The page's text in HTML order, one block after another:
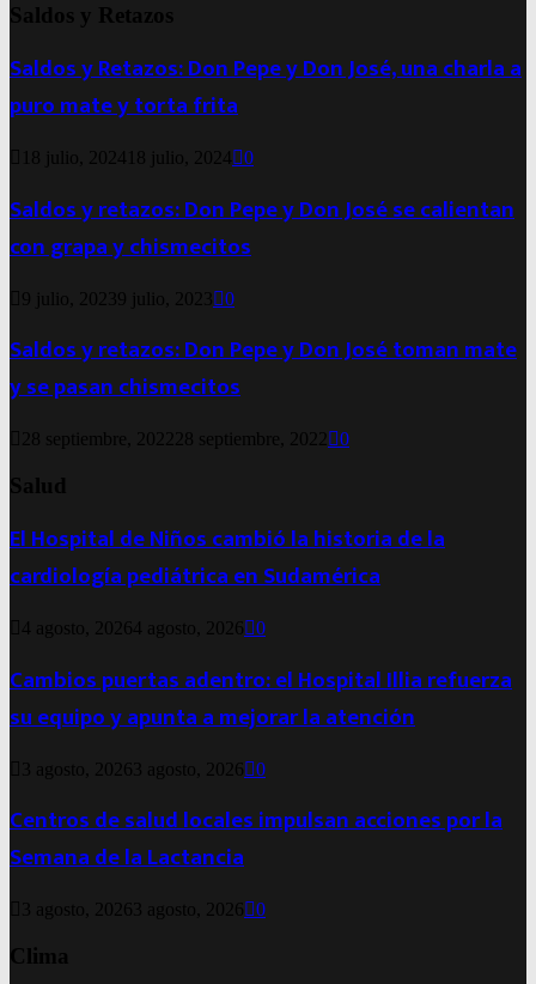
Saldos y Retazos
Saldos y Retazos: Don Pepe y Don José, una charla a
puro mate y torta frita
18 julio, 2024 18 julio, 2024 0
Saldos y retazos: Don Pepe y Don José se calientan
con grapa y chismecitos
9 julio, 20239 julio, 2023 0
Saldos y retazos: Don Pepe y Don José toman mate
y se pasan chismecitos
28 septiembre, 2022 28 septiembre, 2022 0
Salud
El Hospital de Niños cambió la historia de la
cardiología pediátrica en Sudamérica
4 agosto, 20264 agosto, 2026 0
Cambios puertas adentro: el Hospital Illia refuerza
su equipo y apunta a mejorar la atención
3 agosto, 2026 3 agosto, 2026 0
Centros de salud locales impulsan acciones por la
Semana de la Lactancia
3 agosto, 2026 3 agosto, 2026 0
Clima